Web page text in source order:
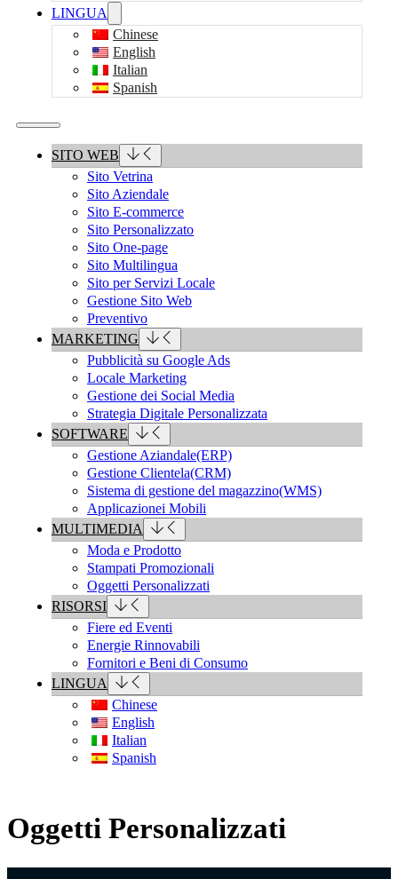
LINGUA
Chinese
English
Italian
Spanish
SITO WEB
Sito Vetrina
Sito Aziendale
Sito E-commerce
Sito Personalizzato
Sito One-page
Sito Multilingua
Sito per Servizi Locale
Gestione Sito Web
Preventivo
MARKETING
Pubblicità su Google Ads
Locale Marketing
Gestione dei Social Media
Strategia Digitale Personalizzata
SOFTWARE
Gestione Aziandale(ERP)
Gestione Clientela(CRM)
Sistema di gestione del magazzino(WMS)
Applicazionei Mobili
MULTIMEDIA
Moda e Prodotto
Stampati Promozionali
Oggetti Personalizzati
RISORSI
Fiere ed Eventi
Energie Rinnovabili
Fornitori e Beni di Consumo
LINGUA
Chinese
English
Italian
Spanish
Oggetti Personalizzati